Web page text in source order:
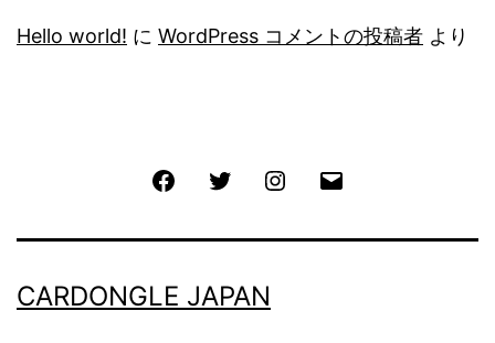
Hello world! に WordPress コメントの投稿者 より
FacebookTwitter Instagram
CARDONGLE JAPAN